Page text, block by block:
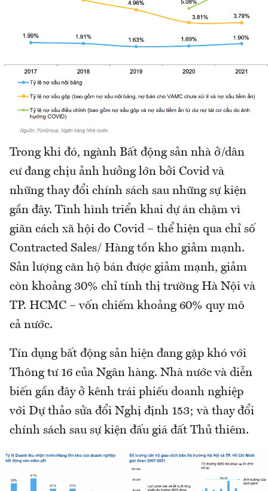
Trong khi đó, ngành Bất động sản nhà ở/dân
cư đang chịu ảnh hưởng lớn bởi Covid và
những thay đổi chính sách sau những sự kiện
gần đây. Tình hình triển khai dự án chậm vì
giãn cách xã hội do Covid – thể hiện qua chỉ số
Contracted Sales/ Hàng tồn kho giảm mạnh.
Sản lượng căn hộ bán được giảm mạnh, giảm
còn khoảng 30% chỉ tính thị trường Hà Nội và
TP. HCMC – vốn chiếm khoảng 60% quy mô
cả nước.
Tín dụng bất động sản hiện đang gặp khó với
Thông tư 16 của Ngân hàng. Nhà nước và diễn
biến gần đây ở kênh trái phiếu doanh nghiệp
với Dự thảo sửa đổi Nghị định 153; và thay đổi
chính sách sau sự kiện đấu giá đất Thủ thiêm.